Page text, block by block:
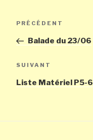
l’article
Article
PRÉCÉDENT
Balade du 23/06
Article
SUIVANT
Liste Matériel P5-6